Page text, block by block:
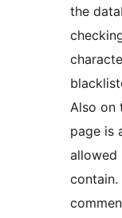
the
Also on
page is
allowed
contain.